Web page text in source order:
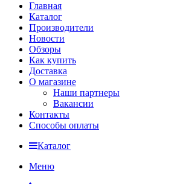
Главная
Каталог
Производители
Новости
Обзоры
Как купить
Доставка
О магазине
Наши партнеры
Вакансии
Контакты
Способы оплаты
Каталог
Меню